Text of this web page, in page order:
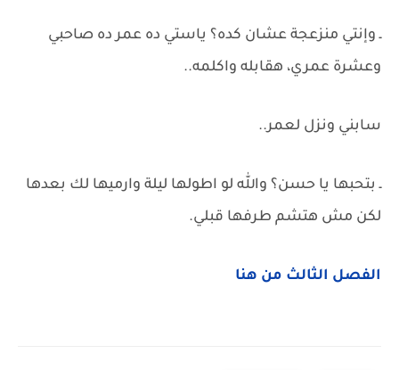
ـ وإنتي منزعجة عشان كده؟ ياستي ده عمر ده صاحبي
وعشرة عمري، هقابله واكلمه..
سابني ونزل لعمر..
ـ بتحبها يا حسن؟ والله لو اطولها ليلة وارميها لك بعدها
لكن مش هتشم طرفها قبلي.
الفصل الثالث من هنا